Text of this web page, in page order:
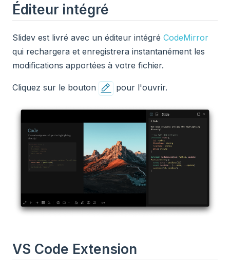
Éditeur intégré
Slidev est livré avec un éditeur intégré CodeMirror
qui rechargera et enregistrera instantanément les
modifications apportées à votre fichier.
Cliquez sur le bouton pour l'ouvrir.
VS Code Extension